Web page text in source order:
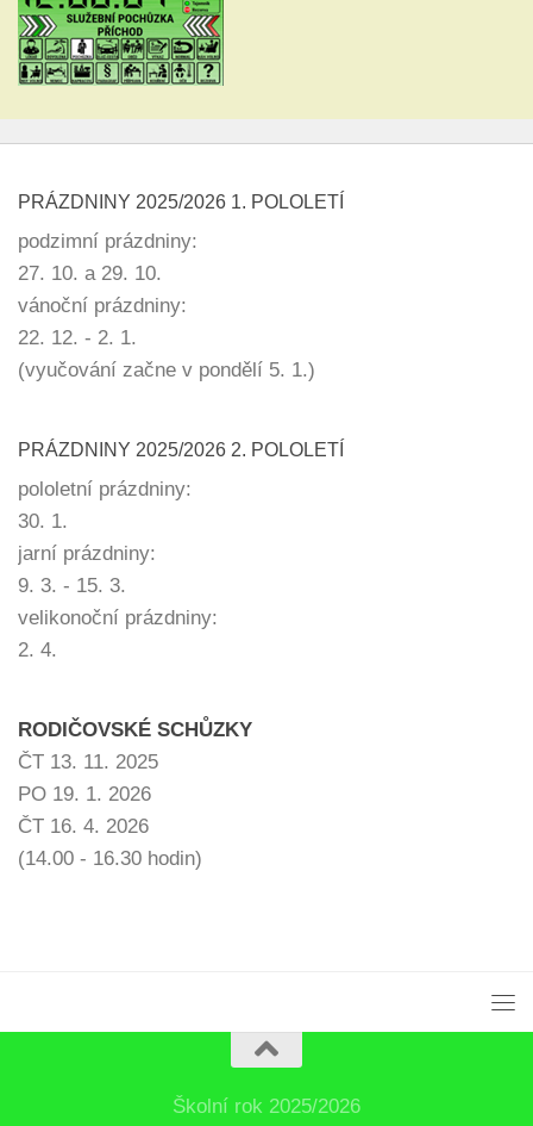
PRÁZDNINY 2025/2026 1. POLOLETÍ
podzimní prázdniny:
27. 10. a 29. 10.
vánoční prázdniny:
22. 12. - 2. 1.
(vyučování začne v pondělí 5. 1.)
PRÁZDNINY 2025/2026 2. POLOLETÍ
pololetní prázdniny:
30. 1.
jarní prázdniny:
9. 3. - 15. 3.
velikonoční prázdniny:
2. 4.
RODIČOVSKÉ SCHŮZKY
ČT 13. 11. 2025
PO 19. 1. 2026
ČT 16. 4. 2026
(14.00 - 16.30 hodin)
Školní rok 2025/2026